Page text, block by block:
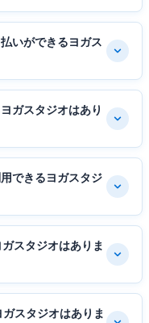
いができるヨガス
ガスタジオはあり
できるヨガスタジ
スタジオはありま
スタジオはありま